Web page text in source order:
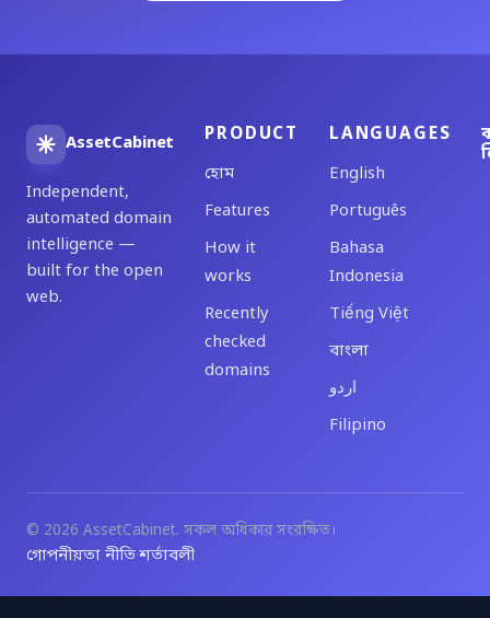
AssetCabinet
Independent,
automated domain
intelligence —
built for the open
web.
PRODUCT
হোম
Features
How it
works
Recently
checked
domains
LANGUAGES
English
Português
Bahasa
Indonesia
Tiếng Việt
বাংলা
اردو
Filipino
© 2026 AssetCabinet. সকল অধিকার সংরক্ষিত।
গোপনীয়তা নীতি·শর্তাবলী